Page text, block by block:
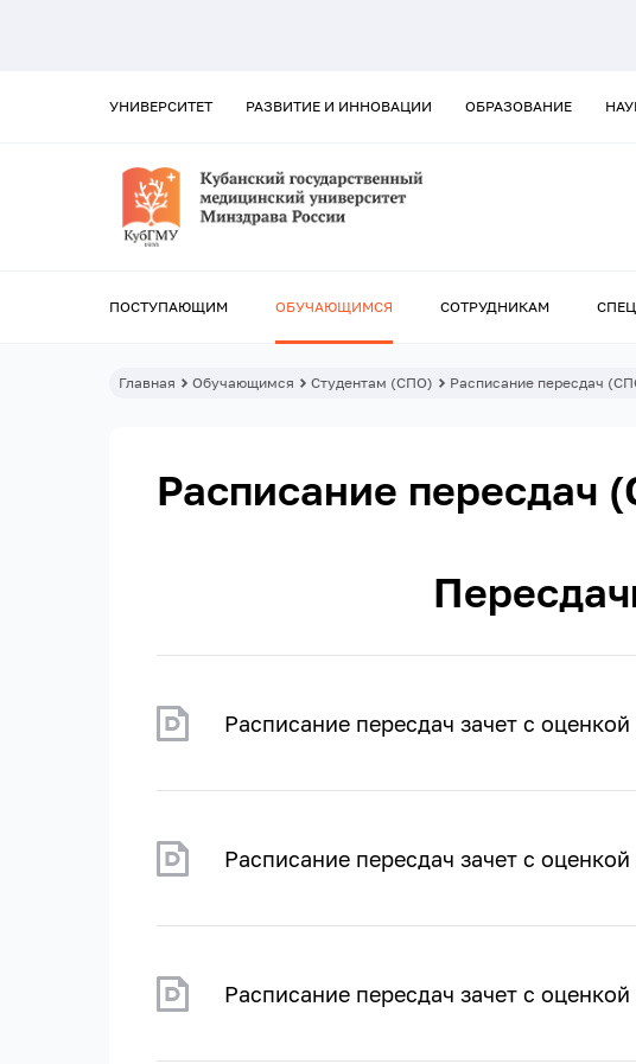
УНИВЕРСИТЕТ РАЗВИТИЕ И ИННОВАЦИИ ОБРАЗОВАНИЕ
ПОСТУПАЮЩИМ ОБУЧАЮЩИМСЯ СОТРУДНИКАМ
Главная Обучающимся Студентам (СПО) Расписание пересдач
Расписание пересдач
Расписание пересдач зачет с
Расписание пересдач зачет с
Расписание пересдач зачет с